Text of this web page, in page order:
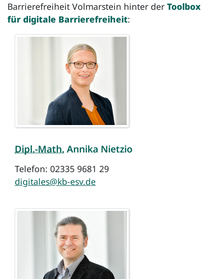
Barrierefreiheit Volmarstein hinter der Toolbox
für digitale Barrierefreiheit:
Dipl.-Math. Annika Nietzio
Telefon: 02335 9681 29
digitales@kb-esv.de